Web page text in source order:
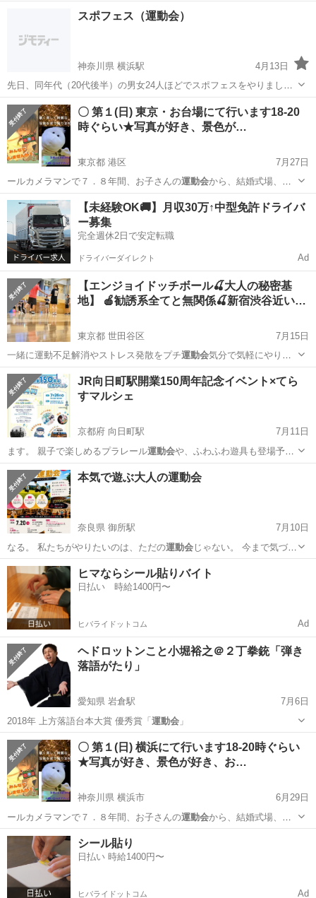
スポフェス（運動会）
神奈川県 横浜駅
4月13日
先日、同年代（20代後半）の男女24人ほどでスポフェスをやりまし
た。まだ日程は決まってないのですが、次回開催に向けて人集めなど
をしています。 40人ほど集めたいなと思っております、人集めに自信
のある方はご連絡お願いいたします...
神奈川 横浜市 横浜駅 スポーツ 運動会
〇 第１(日) 東京・お台場にて行います18-20
時ぐらい★写真が好き、景色が…
東京都 港区
7月27日
ールカメラマンで７．８年間、お子さんの運動会から、結婚式場、セ
シルマクビーや G…
東京 港区 その他 お台場
【未経験OK🚚】月収30万↑中型免許ドライバ
ー募集
完全週休2日で安定転職
ドライバーダイレクト Ad
【エンジョイドッチボール🍒大人の秘密基
地】 🍎勧誘系全てと無関係🍒新宿渋谷近い…
東京都 世田谷区
7月15日
一緒に運動不足解消やストレス発散をプチ運動会気分で気軽にやりま
しょう！
東京 世田谷区 スポーツ
JR向日町駅開業150周年記念イベント×てら
すマルシェ
京都府 向日町駅
7月11日
ます。 親子で楽しめるプラレール運動会や、ふわふわ遊具も登場予定
です。 小…
京都 向日市 向日町駅 地域/お祭り
本気で遊ぶ大人の運動会
奈良県 御所駅
7月10日
なる。 私たちがやりたいのは、ただの運動会じゃない。 今まで気づか
なかった自分…
奈良 御所市 御所駅 ワークショップ
ヒマならシール貼りバイト
日払い 時給1400円〜
ヒバライドットコム Ad
ヘドロットンこと小堀裕之＠２丁拳銃「弾き
落語がたり」
愛知県 岩倉駅
7月6日
2018年 上方落語台本大賞 優秀賞「 運動会」
愛知 岩倉市 岩倉駅 その他 落語
〇 第１(日) 横浜にて行います18-20時ぐらい
★写真が好き、景色が好き、お…
神奈川県 横浜市
6月29日
ールカメラマンで７．８年間、お子さんの運動会から、結婚式場、セ
シルマクビーや G…
神奈川 横浜市 その他
シール貼り
日払い 時給1400円〜
ヒバライドットコム Ad